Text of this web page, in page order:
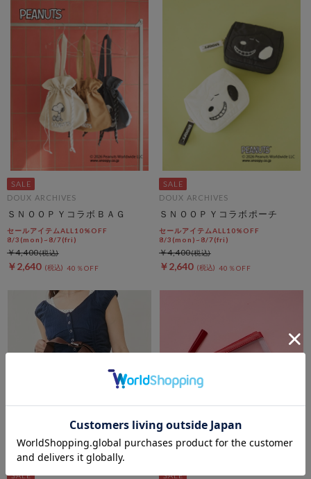
DOUX ARCHIVES
ＳＮＯＯＰＹコラボＢＡＧ
セールアイテムALL10%OFF
8/3(mon)~8/7(fri)
￥2,640 40％OFF
￥4,400
DOUX ARCHIVES
ＳＮＯＯＰＹコラボポーチ
セールアイテムALL10%OFF
8/3(mon)~8/7(fri)
￥2,640 40％OFF
￥4,400